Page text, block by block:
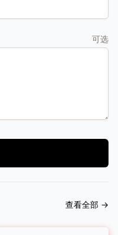
可选
查看全部 →